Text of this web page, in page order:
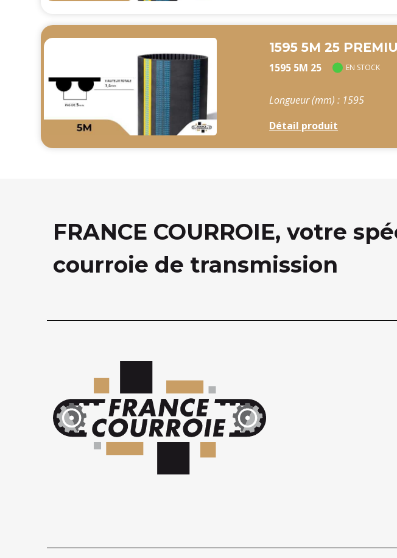
1595 5M 25
1595 5M 25 EN STOCK
Longueur (mm) : 1595
Détail produit
FRANCE COURROIE, votre
courroie de transmission